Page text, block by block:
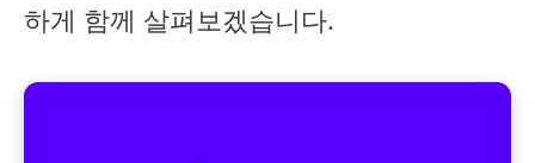
하게 함께 살펴보겠습니다.